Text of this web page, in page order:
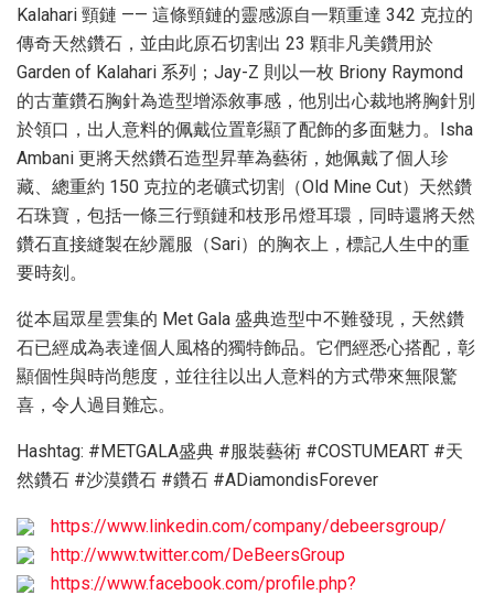
Kalahari 頸鏈 —— 這條頸鏈的靈感源自一顆重達 342 克拉的
傳奇天然鑽石，並由此原石切割出 23 顆非凡美鑽用於
Garden of Kalahari 系列；Jay-Z 則以一枚 Briony Raymond
的古董鑽石胸針為造型增添敘事感，他別出心裁地將胸針別
於領口，出人意料的佩戴位置彰顯了配飾的多面魅力。Isha
Ambani 更將天然鑽石造型昇華為藝術，她佩戴了個人珍
藏、總重約 150 克拉的老礦式切割（Old Mine Cut）天然鑽
石珠寶，包括一條三行頸鏈和枝形吊燈耳環，同時還將天然
鑽石直接縫製在紗麗服（Sari）的胸衣上，標記人生中的重
要時刻。
從本屆眾星雲集的 Met Gala 盛典造型中不難發現，天然鑽
石已經成為表達個人風格的獨特飾品。它們經悉心搭配，彰
顯個性與時尚態度，並往往以出人意料的方式帶來無限驚
喜，令人過目難忘。
Hashtag: #METGALA盛典 #服裝藝術 #COSTUMEART #天
然鑽石 #沙漠鑽石 #鑽石 #ADiamondisForever
https://www.linkedin.com/company/debeersgroup/
http://www.twitter.com/DeBeersGroup
https://www.facebook.com/profile.php?